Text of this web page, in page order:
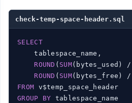
check-temp-space-header.sql
SELECT
    tablespace_name,
ROUND ( SUM(bytes_used) /
ROUND ( SUM(bytes_free) /
FROM
GROUP
BY